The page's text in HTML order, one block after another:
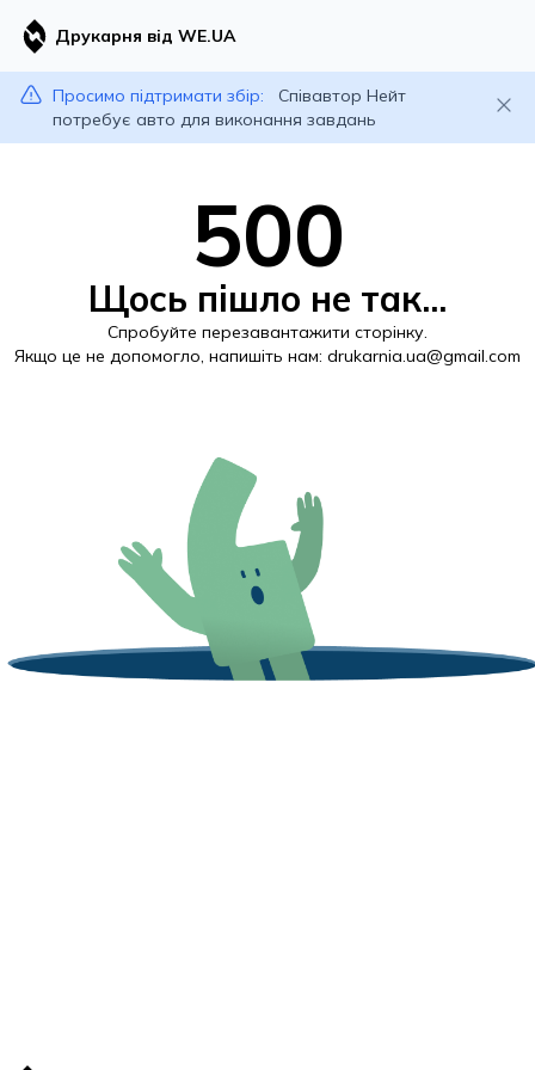
Друкарня від WE.UA
Просимо підтримати збір:
Співавтор Нейт
потребує авто для виконання завдань
500
Щось пішло не так...
Спробуйте перезавантажити сторінку.
Якщо це не допомогло, напишіть нам: drukarnia.ua@gmail.com